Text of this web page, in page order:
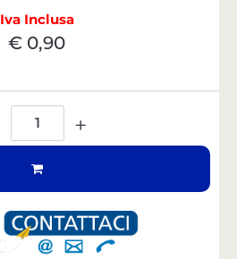
Iva Inclusa
€ 0,90
Quantità